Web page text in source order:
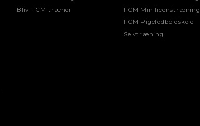
Bliv FCM-træner
FCM Minilicenstræning
FCM Pigefodboldskole
Selvtræning